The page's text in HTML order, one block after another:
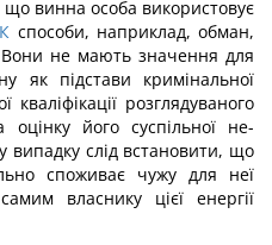
що винна особа використовує
способи, наприклад, обман,
не мають значення для
як підстави кримінальної
кваліфікації розглядуваного
його суспільної не­
випадку слід встановити, що
споживає чужу для неї
власнику цієї енергії